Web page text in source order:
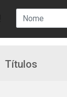
Títulos